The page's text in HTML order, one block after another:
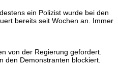
ein Polizist wurde bei den
bereits seit Wochen an. Immer
von der Regierung gefordert.
den Demonstranten blockiert.